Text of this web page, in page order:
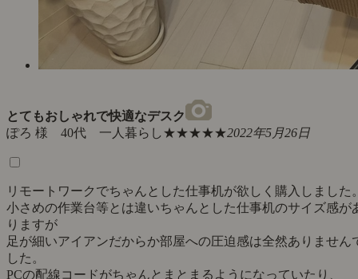
とてもおしゃれで快適なデスク
ぽろ 様 40代 一人暮らし★★★★★2022年5月26日
リモートワークでちゃんとした仕事机が欲しく購入しました
小さめの作業台等とは違いちゃんとした仕事机のサイズ感が
りますが
足が細いアイアンだからか部屋への圧迫感は全然ありません
した。
PCの配線コードがちゃんとまとまるようになっていたり、